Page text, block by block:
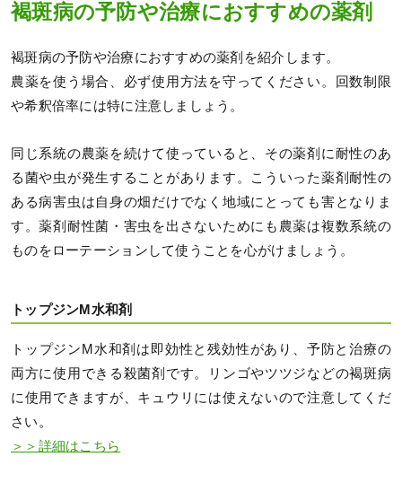
褐斑病の予防や治療におすすめの薬剤
褐斑病の予防や治療におすすめの薬剤を紹介します。
農薬を使う場合、必ず使用方法を守ってください。回数制限
や希釈倍率には特に注意しましょう。
同じ系統の農薬を続けて使っていると、その薬剤に耐性のあ
る菌や虫が発生することがあります。こういった薬剤耐性の
ある病害虫は自身の畑だけでなく地域にとっても害となりま
す。薬剤耐性菌・害虫を出さないためにも農薬は複数系統の
ものをローテーションして使うことを心がけましょう。
トップジンM水和剤
トップジンM水和剤は即効性と残効性があり、予防と治療の
両方に使用できる殺菌剤です。リンゴやツツジなどの褐斑病
に使用できますが、キュウリには使えないので注意してくだ
さい。
＞＞詳細はこちら